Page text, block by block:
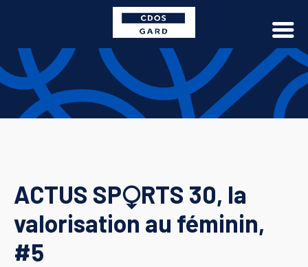
ACTUS SP⧬RTS 30, la
valorisation au féminin,
#5